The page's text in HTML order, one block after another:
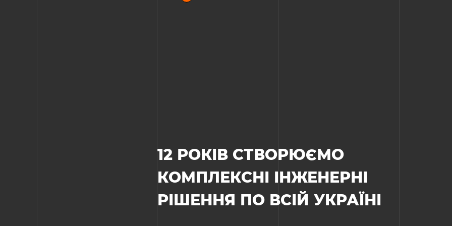
12 РОКІВ СТВОРЮЄМО
КОМПЛЕКСНІ ІНЖЕНЕРНІ
РІШЕННЯ ПО ВСІЙ УКРАЇНІ